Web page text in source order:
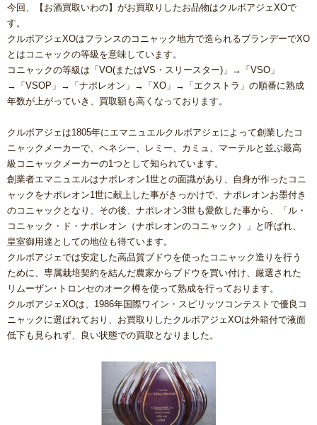
今回、【お酒買取いわの】がお買取りしたお品物はクルボアジェXOで
す。
クルボアジェXOはフランスのコニャック地方で造られるブランデーでXO
とはコニャックの等級を意味しています。
コニャックの等級は「VO(またはVS・スリースター)」→「VSO」
→「VSOP」→「ナポレオン」→「XO」→「エクストラ」の順番に熟成
年数が上がっていき、買取額も高くなっております。
クルボアジェは1805年にエマニュエルクルボアジェによって創業したコ
ニャックメーカーで、ヘネシー、レミー、カミュ、マーテルと並ぶ最高
級コニャックメーカーの1つとして知られています。
創業者エマニュエルはナポレオン1世との面識があり、自身が作ったコニ
ャックをナポレオン1世に献上した事がきっかけで、ナポレオンお墨付き
のコニャックとなり、その後、ナポレオン3世も愛飲した事から、「ル・
コニャック・ド・ナポレオン（ナポレオンのコニャック）」と呼ばれ、
皇室御用達としての地位も得ています。
クルボアジェでは安定した高品質ブドウを使ったコニャック造りを行う
ために、専属栽培契約を結んだ農家からブドウを買い付け、厳選された
リムーザン･トロンセのオーク樽を使って熟成を行っております。
クルボアジェXOは、1986年国際ワイン・スピリッツコンテストで優良コ
ニャックに選ばれており、お買取りしたクルボアジェXOは外箱付で液面
低下も見られず、良い状態での買取となりました。